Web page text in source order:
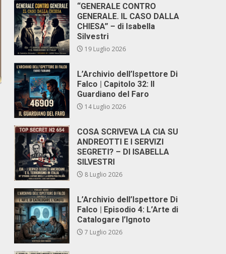
“GENERALE CONTRO
GENERALE. IL CASO DALLA
CHIESA” – di Isabella
Silvestri
19 Luglio 2026
L’Archivio dell’Ispettore Di
Falco | Capitolo 32: Il
Guardiano del Faro
14 Luglio 2026
COSA SCRIVEVA LA CIA SU
ANDREOTTI E I SERVIZI
SEGRETI? – DI ISABELLA
SILVESTRI
8 Luglio 2026
L’Archivio dell’Ispettore Di
Falco | Episodio 4: L’Arte di
Catalogare l’Ignoto
7 Luglio 2026